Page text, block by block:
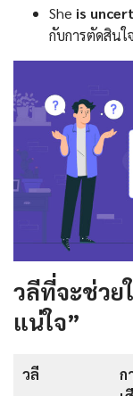
She is
กับการตัดสินใ
วลีที่จะช่วย
แน่ใจ”
วลี
ก